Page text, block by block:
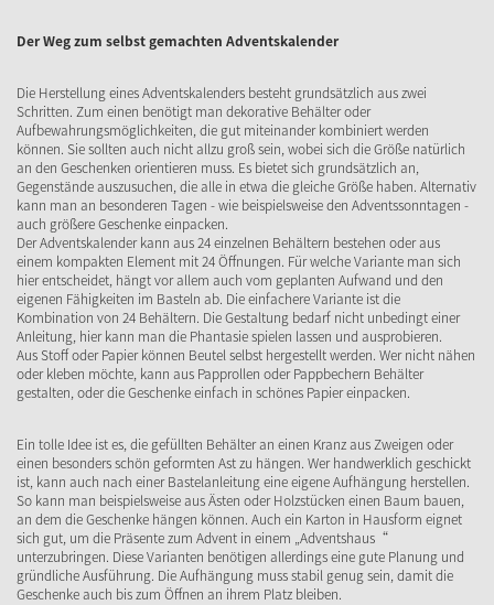
Der Weg zum selbst gemachten Adventskalender
Die Herstellung eines Adventskalenders besteht grundsätzlich aus zwei
Schritten. Zum einen benötigt man dekorative Behälter oder
Aufbewahrungsmöglichkeiten, die gut miteinander kombiniert werden
können. Sie sollten auch nicht allzu groß sein, wobei sich die Größe natürlich
an den Geschenken orientieren muss. Es bietet sich grundsätzlich an,
Gegenstände auszusuchen, die alle in etwa die gleiche Größe haben. Alternativ
kann man an besonderen Tagen - wie beispielsweise den Adventssonntagen -
auch größere Geschenke einpacken.
Der Adventskalender kann aus 24 einzelnen Behältern bestehen oder aus
einem kompakten Element mit 24 Öffnungen. Für welche Variante man sich
hier entscheidet, hängt vor allem auch vom geplanten Aufwand und den
eigenen Fähigkeiten im Basteln ab. Die einfachere Variante ist die
Kombination von 24 Behältern. Die Gestaltung bedarf nicht unbedingt einer
Anleitung, hier kann man die Phantasie spielen lassen und ausprobieren.
Aus Stoff oder Papier können Beutel selbst hergestellt werden. Wer nicht nähen
oder kleben möchte, kann aus Papprollen oder Pappbechern Behälter
gestalten, oder die Geschenke einfach in schönes Papier einpacken.
Ein tolle Idee ist es, die gefüllten Behälter an einen Kranz aus Zweigen oder
einen besonders schön geformten Ast zu hängen. Wer handwerklich geschickt
ist, kann auch nach einer Bastelanleitung eine eigene Aufhängung herstellen.
So kann man beispielsweise aus Ästen oder Holzstücken einen Baum bauen,
an dem die Geschenke hängen können. Auch ein Karton in Hausform eignet
sich gut, um die Präsente zum Advent in einem „Adventshaus“
unterzubringen. Diese Varianten benötigen allerdings eine gute Planung und
gründliche Ausführung. Die Aufhängung muss stabil genug sein, damit die
Geschenke auch bis zum Öffnen an ihrem Platz bleiben.